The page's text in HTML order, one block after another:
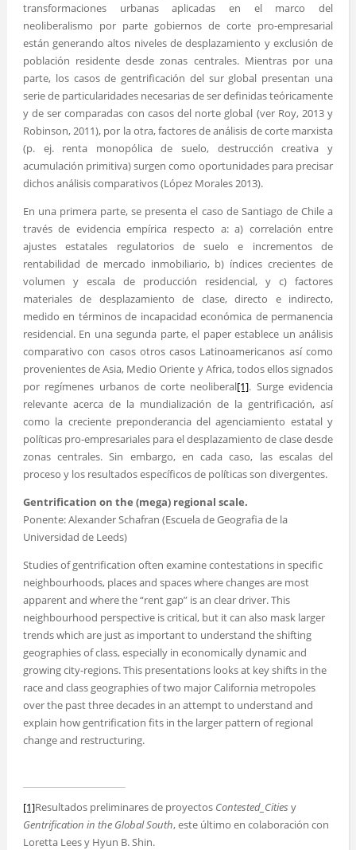
transformaciones urbanas aplicadas en el marco del
neoliberalismo por parte gobiernos de corte pro-empresarial
están generando altos niveles de desplazamiento y exclusión de
población residente desde zonas centrales. Mientras por una
parte, los casos de gentrificación del sur global presentan una
serie de particularidades necesarias de ser definidas teóricamente
y de ser comparadas con casos del norte global (ver Roy, 2013 y
Robinson, 2011), por la otra, factores de análisis de corte marxista
(p. ej. renta monopólica de suelo, destrucción creativa y
acumulación primitiva) surgen como oportunidades para precisar
dichos análisis comparativos (López Morales 2013).
En una primera parte, se presenta el caso de Santiago de Chile a
través de evidencia empírica respecto a: a) correlación entre
ajustes estatales regulatorios de suelo e incrementos de
rentabilidad de mercado inmobiliario, b) índices crecientes de
volumen y escala de producción residencial, y c) factores
materiales de desplazamiento de clase, directo e indirecto,
medido en términos de incapacidad económica de permanencia
residencial. En una segunda parte, el paper establece un análisis
comparativo con casos otros casos Latinoamericanos así como
provenientes de Asia, Medio Oriente y Africa, todos ellos signados
por regímenes urbanos de corte neoliberal[1]. Surge evidencia
relevante acerca de la mundialización de la gentrificación, así
como la creciente preponderancia del agenciamiento estatal y
políticas pro-empresariales para el desplazamiento de clase desde
zonas centrales. Sin embargo, en cada caso, las escalas del
proceso y los resultados específicos de políticas son divergentes.
Gentrification on the (mega) regional scale.
Ponente: Alexander Schafran (Escuela de Geografia de la
Universidad de Leeds)
Studies of gentrification often examine contestations in specific
neighbourhoods, places and spaces where changes are most
apparent and where the “rent gap” is an clear driver. This
neighbourhood perspective is critical, but it can also mask larger
trends which are just as important to understand the shifting
geographies of class, especially in economically dynamic and
growing city-regions. This presentations looks at key shifts in the
race and class geographies of two major California metropoles
over the past three decades in an attempt to understand and
explain how gentrification fits in the larger pattern of regional
change and restructuring.
[1]Resultados preliminares de proyectos Contested_Cities y
Gentrification in the Global South, este último en colaboración con
Loretta Lees y Hyun B. Shin.